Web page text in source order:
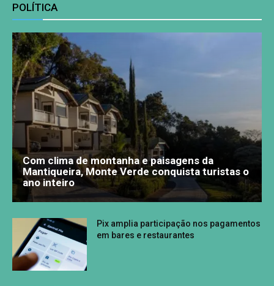
POLÍTICA
Com clima de montanha e paisagens da
Mantiqueira, Monte Verde conquista turistas o
ano inteiro
Pix amplia participação nos pagamentos
em bares e restaurantes